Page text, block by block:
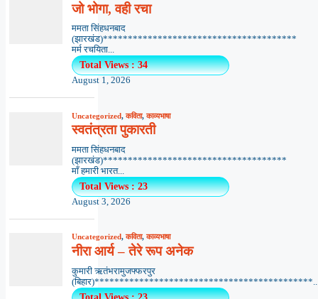
जो भोगा, वही रचा
ममता सिंहधनबाद
(झारखंड)***************************************
मर्म रचयिता...
Total Views : 34
August 1, 2026
Uncategorized,कविता,काव्यभाषा
स्वतंत्रता पुकारती
ममता सिंहधनबाद
(झारखंड)*************************************
माँ हमारी भारत...
Total Views : 23
August 3, 2026
Uncategorized,कविता,काव्यभाषा
नीरा आर्य – तेरे रूप अनेक
कुमारी ऋतंभरामुजफ्फरपुर